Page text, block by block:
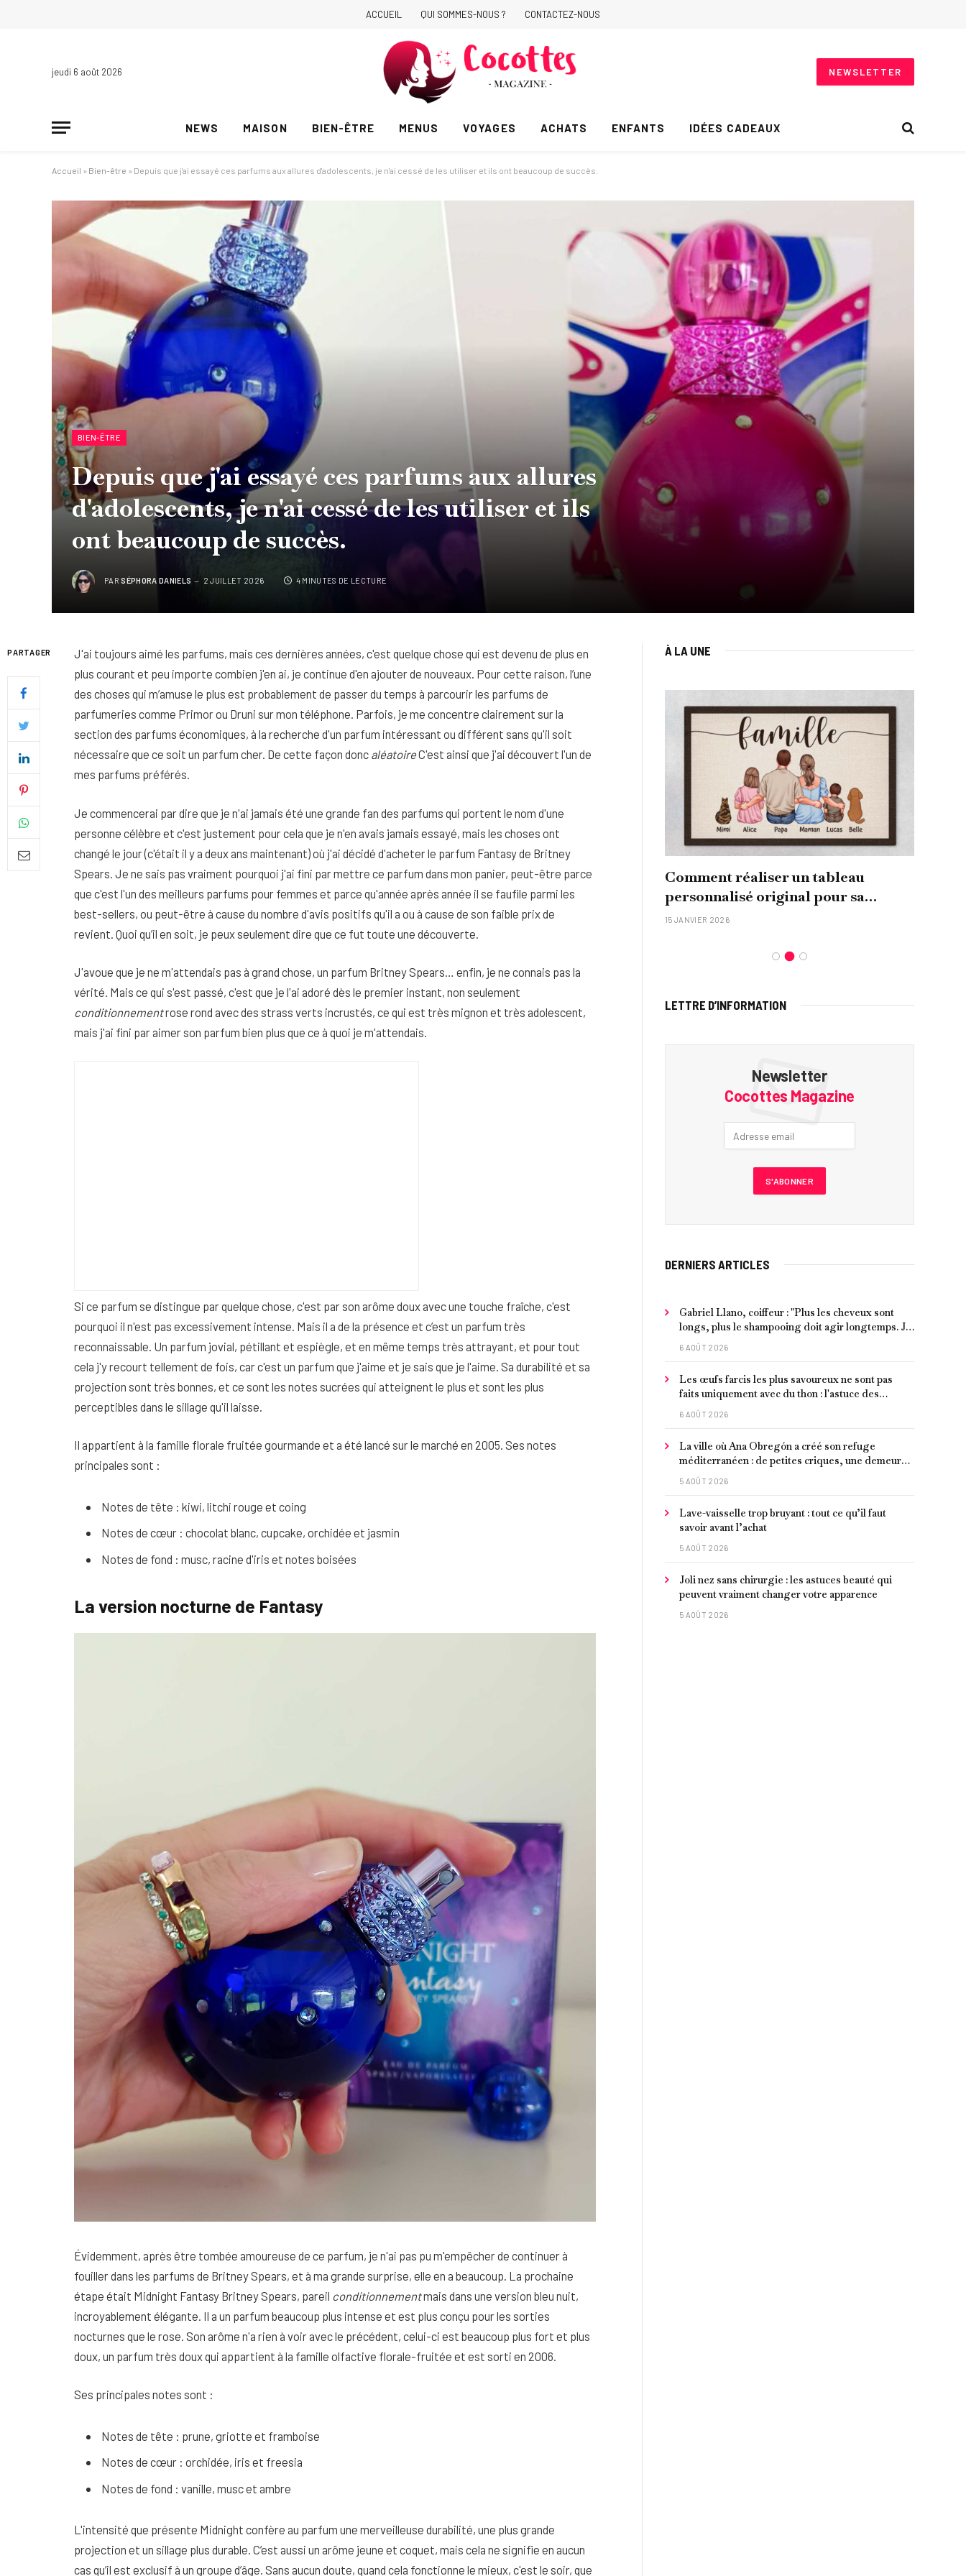
ACCUEIL QUI SOMMES-NOUS ? CONTACTEZ-NOUS
jeudi 6 août 2026 NEWSLETTER
NEWS MAISON BIEN-ÊTRE MENUS VOYAGES ACHATS ENFANTS IDÉES CADEAUX
Accueil » Bien-être » Depuis que j'ai essayé ces parfums aux allures d'adolescents, je n'ai cessé de les utiliser et ils ont beaucoup de succès.
BIEN-ÊTRE
Depuis que j'ai essayé ces parfums aux allures
d'adolescents, je n'ai cessé de les utiliser et ils
ont beaucoup de succès.
PAR SÉPHORA DANIELS 2 JUILLET 2026 4 MINUTES DE LECTURE
PARTAGER
J'ai toujours aimé les parfums, mais ces dernières années, c'est quelque chose qui est devenu de plus en
plus courant et peu importe combien j'en ai, je continue d'en ajouter de nouveaux. Pour cette raison, l’une
des choses qui m’amuse le plus est probablement de passer du temps à parcourir les parfums de
parfumeries comme Primor ou Druni sur mon téléphone. Parfois, je me concentre clairement sur la
section des parfums économiques, à la recherche d'un parfum intéressant ou différent sans qu'il soit
nécessaire que ce soit un parfum cher. De cette façon donc aléatoireC'est ainsi que j'ai découvert l'un de
mes parfums préférés.
Je commencerai par dire que je n'ai jamais été une grande fan des parfums qui portent le nom d'une
personne célèbre et c'est justement pour cela que je n'en avais jamais essayé, mais les choses ont
changé le jour (c'était il y a deux ans maintenant) où j'ai décidé d'acheter le parfum Fantasy de Britney
Spears. Je ne sais pas vraiment pourquoi j'ai fini par mettre ce parfum dans mon panier, peut-être parce
que c'est l'un des meilleurs parfums pour femmes et parce qu'année après année il se faufile parmi les
best-sellers, ou peut-être à cause du nombre d'avis positifs qu'il a ou à cause de son faible prix de
revient. Quoi qu’il en soit, je peux seulement dire que ce fut toute une découverte.
J'avoue que je ne m'attendais pas à grand chose, un parfum Britney Spears… enfin, je ne connais pas la
vérité. Mais ce qui s'est passé, c'est que je l'ai adoré dès le premier instant, non seulement
conditionnementrose rond avec des strass verts incrustés, ce qui est très mignon et très adolescent,
mais j'ai fini par aimer son parfum bien plus que ce à quoi je m'attendais.
Si ce parfum se distingue par quelque chose, c'est par son arôme doux avec une touche fraîche, c'est
pourquoi il n'est pas excessivement intense. Mais il a de la présence et c’est un parfum très
reconnaissable. Un parfum jovial, pétillant et espiègle, et en même temps très attrayant, et pour tout
cela j'y recourt tellement de fois, car c'est un parfum que j'aime et je sais que je l'aime. Sa durabilité et sa
projection sont très bonnes, et ce sont les notes sucrées qui atteignent le plus et sont les plus
perceptibles dans le sillage qu'il laisse.
Il appartient à la famille florale fruitée gourmande et a été lancé sur le marché en 2005. Ses notes
principales sont :
Notes de tête : kiwi, litchi rouge et coing
Notes de cœur : chocolat blanc, cupcake, orchidée et jasmin
Notes de fond : musc, racine d'iris et notes boisées
La version nocturne de Fantasy
Évidemment, après être tombée amoureuse de ce parfum, je n'ai pas pu m'empêcher de continuer à
fouiller dans les parfums de Britney Spears, et à ma grande surprise, elle en a beaucoup. La prochaine
étape était Midnight Fantasy Britney Spears, pareil conditionnementmais dans une version bleu nuit,
incroyablement élégante. Il a un parfum beaucoup plus intense et est plus conçu pour les sorties
nocturnes que le rose. Son arôme n'a rien à voir avec le précédent, celui-ci est beaucoup plus fort et plus
doux, un parfum très doux qui appartient à la famille olfactive florale-fruitée et est sorti en 2006.
Ses principales notes sont :
Notes de tête : prune, griotte et framboise
Notes de cœur : orchidée, iris et freesia
Notes de fond : vanille, musc et ambre
L'intensité que présente Midnight confère au parfum une merveilleuse durabilité, une plus grande
projection et un sillage plus durable. C’est aussi un arôme jeune et coquet, mais cela ne signifie en aucun
cas qu’il est exclusif à un groupe d’âge. Sans aucun doute, quand cela fonctionne le mieux, c'est le soir, que
À LA UNE
Quel soin adopter pour une peau
uniforme et lumineuse
26 NOVEMBRE 2025
Peau sèche et sensible : quels soins
utiliser pour ne pas l’irriter ?
4 JUIN 2026
Comment réaliser un tableau
personnalisé original pour sa
famille ?
15 JANVIER 2026
LETTRE D’INFORMATION
Newsletter
Cocottes Magazine
DERNIERS ARTICLES
Gabriel Llano, coiffeur : "Plus les cheveux sont
longs, plus le shampooing doit agir longtemps. Je
conseille de le laisser entre 1 et 3 minutes."
6 AOÛT 2026
Les œufs farcis les plus savoureux ne sont pas
faits uniquement avec du thon : l'astuce des
moules marinées pour les rendre beaucoup plus
6 AOÛT 2026
La ville où Ana Obregón a créé son refuge
méditerranéen : de petites criques, une demeure
de millionnaire face à la mer et les meilleurs fruits
5 AOÛT 2026
Lave-vaisselle trop bruyant : tout ce qu’il faut
savoir avant l’achat
5 AOÛT 2026
Joli nez sans chirurgie : les astuces beauté qui
peuvent vraiment changer votre apparence
5 AOÛT 2026